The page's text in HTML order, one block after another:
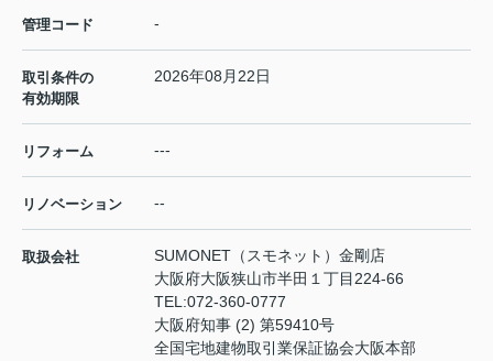
管理コード -
取引条件の
有効期限
2026年08月22日
リフォーム ---
リノベーション --
取扱会社
SUMONET（スモネット）金剛店
大阪府大阪狭山市半田１丁目224-66
TEL:072-360-0777
大阪府知事 (2) 第59410号
全国宅地建物取引業保証協会大阪本部